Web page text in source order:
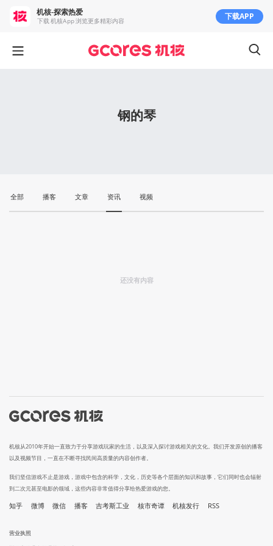
钢的琴
全部 播客 文章 资讯 视频
还没有内容
机核从2010年开始一直致力于分享游戏玩家的生活，以及深入探讨游戏相关的文化。我们开发原创的播客
以及视频节目，一直在不断寻找民间高质量的内容创作者。
我们坚信游戏不止是游戏，游戏中包含的科学，文化，历史等各个层面的知识和故事，它们同时也会辐射
到二次元甚至电影的领域，这些内容非常值得分享给热爱游戏的您。
知乎 微博 微信 播客 吉考斯工业 核市奇谭 机核发行 RSS
营业执照
机核-探索热爱
下载 机核App 浏览更多精彩内容 下载APP